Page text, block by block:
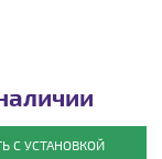
С УСТАНОВКОЙ